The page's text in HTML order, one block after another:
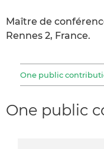
Maître de
Rennes 2, France.
One public
One public